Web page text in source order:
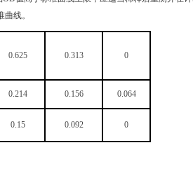
线。
0.625 0.313 0
0.214 0.156 0.064
0.15 0.092 0